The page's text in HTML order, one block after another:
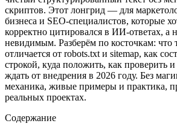
скриптов. Этот лонгрид — для
бизнеса и SEO-специалистов, которые
корректно цитировался в ИИ-ответах, а
невидимым. Разберём по косточкам: что
отличается от robots.txt и sitemap, как
строкой, куда положить, как проверить
ждать от внедрения в 2026 году. Без
механика, живые примеры и практика,
реальных проектах.
Содержание